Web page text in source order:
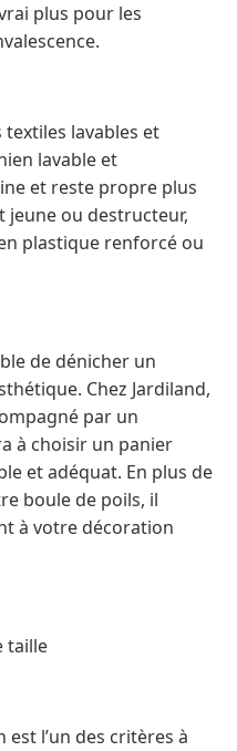
plus pour les
lavables et
lavable et
et reste propre plus
jeune ou destructeur,
plastique renforcé ou
de dénicher un
Chez Jardiland,
par un
à choisir un panier
et adéquat. En plus de
boule de poils, il
à votre décoration
taille
l’un des critères à